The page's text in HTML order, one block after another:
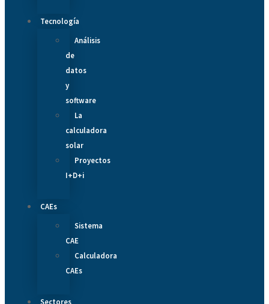
Tecnología
Análisis
de
datos
y
software
La
calculadora
solar
Proyectos
I+D+i
CAEs
Sistema
CAE
Calculadora
CAEs
Sectores